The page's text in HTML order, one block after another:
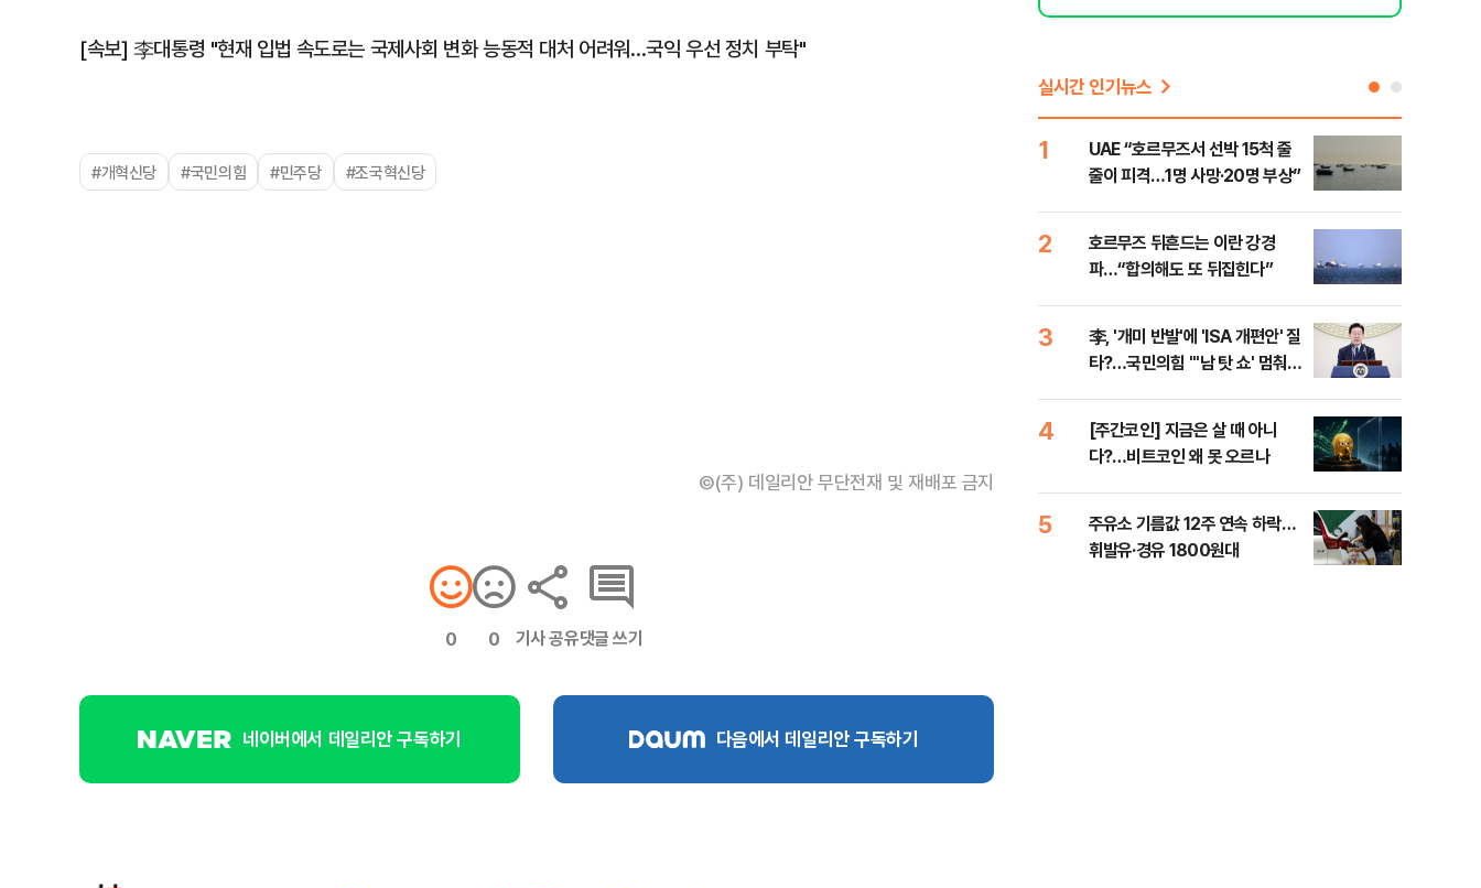
[속보] 李대통령 "현재 입법 속도로는 국제사회 변화 능동적 대처 어려워…국익 우선 정치 부탁"
#개혁신당 #국민의힘 #민주당 #조국혁신당
©(주) 데일리안 무단전재 및 재배포 금지
0 0 기사 공유댓글 쓰기
네이버에서 데일리안 구독하기 다음에서 데일리안 구독하기
실시간 인기뉴스
1
UAE “호르무즈서 선박 15척 줄
줄이 피격…1명 사망·20명 부상”
2
호르무즈 뒤흔드는 이란 강경
파…“합의해도 또 뒤집힌다”
3
李, '개미 반발'에 'ISA 개편안' 질
타?…국민의힘 "'남 탓 쇼' 멈춰
4
[주간코인] 지금은 살 때 아니
다?…비트코인 왜 못 오르나
5
주유소 기름값 12주 연속 하락…
휘발유·경유 1800원대